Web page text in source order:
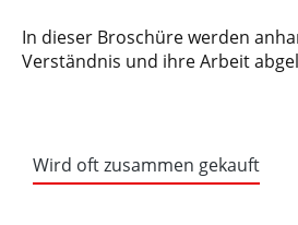
In dieser Broschüre werden
Verständnis und ihre Arbeit
Wird oft zusammen gekauft